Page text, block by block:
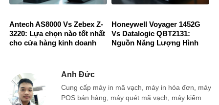
Antech AS8000 Vs Zebex Z-
3220: Lựa chọn nào tốt nhất
cho cửa hàng kinh doanh
Honeywell Voyager 1452G
Vs Datalogic QBT2131:
Nguồn Năng Lượng Hình
Anh Đức
Cung cấp máy in mã vạch, máy in hóa đơn, máy
POS bán hàng, máy quét mã vạch, máy kiểm